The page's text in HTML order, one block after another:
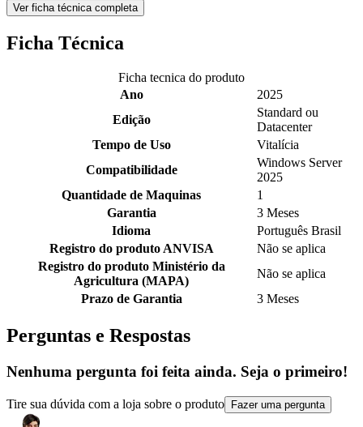
Ver ficha técnica completa
Ficha Técnica
Ficha tecnica do produto
Ano
2025
Edição
Standard ou
Datacenter
Tempo de Uso
Vitalícia
Compatibilidade
Windows Server
2025
Quantidade de Maquinas
1
Garantia
3 Meses
Idioma
Português Brasil
Registro do produto ANVISA
Não se aplica
Registro do produto Ministério da
Agricultura (MAPA)
Não se aplica
Prazo de Garantia
3 Meses
Perguntas e Respostas
Nenhuma pergunta foi feita ainda. Seja o primeiro!
Tire sua dúvida com a loja sobre o produto Fazer uma pergunta